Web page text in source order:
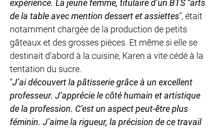
expérience. La jeune femme, titulaire d’un BTS “arts
de la table avec mention dessert et assiettes”, était
notamment chargée de la production de petits
gâteaux et des grosses pièces. Et même si elle se
destinait d’abord à la cuisine, Karen a vite cédé à la
tentation du sucre.
“J’ai découvert la pâtisserie grâce à un excellent
professeur. J’apprécie le côté humain et artistique
de la profession. C’est un aspect peut-être plus
féminin. J’aime la rigueur, la précision de ce travail